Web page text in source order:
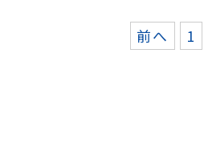
前へ 1